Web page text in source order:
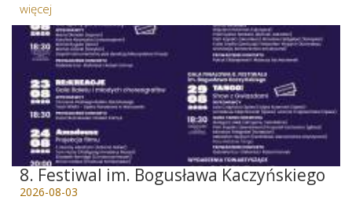
więcej
8. Festiwal im. Bogusława Kaczyńskiego
2026-08-03